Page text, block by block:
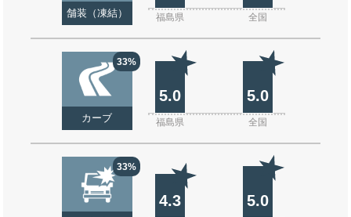
舗装（凍結） 福島県 全国
33%
カーブ
5.0 5.0
福島県 全国
33%
4.3 5.0